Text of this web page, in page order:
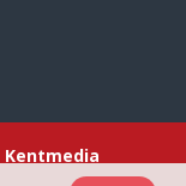
Kentmedia